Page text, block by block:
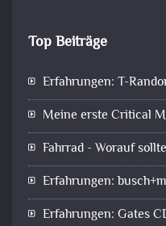
Top Beiträge
Erfahrungen: T-
Meine erste Critical
Fahrrad - Worauf
Erfahrungen:
Erfahrungen: Gates